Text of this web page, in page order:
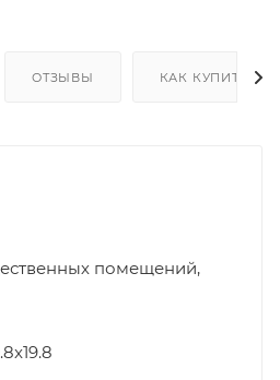
ОТЗЫВЫ КАК КУПИТЬ
помещений,